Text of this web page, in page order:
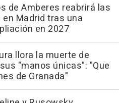
de Amberes reabrirá las
Madrid tras una
en 2027
llora la muerte de
"manos únicas": "Que
de Granada"